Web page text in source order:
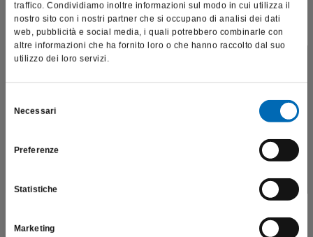
traffico. Condividiamo inoltre informazioni sul modo in cui utilizza il
nostro sito con i nostri partner che si occupano di analisi dei dati
web, pubblicità e social media, i quali potrebbero combinarle con
altre informazioni che ha fornito loro o che hanno raccolto dal suo
utilizzo dei loro servizi.
delNecessari
Preferenze
Statistiche
Marketing
Prodotti correlati
professionali e riporta dati, prodotti e beni sensibili per la
salute e la sicurezza del paziente; pertanto, per visitare il sito,